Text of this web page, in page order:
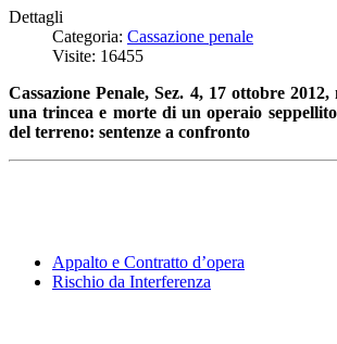
Dettagli
Categoria: Cassazione penale
Visite: 16455
Cassazione Penale, Sez. 4, 17 ottobre
una trincea e morte di un operaio
del terreno: sentenze a confronto
Appalto e Contratto d’opera
Rischio da Interferenza